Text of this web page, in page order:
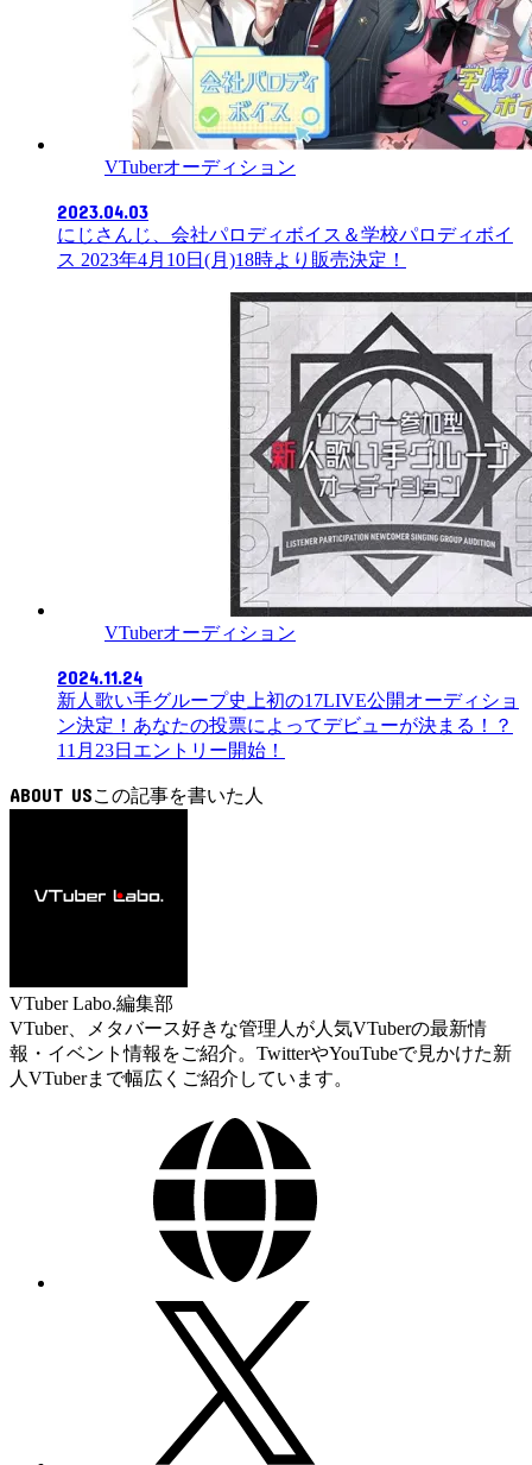
VTuberオーディション
2023.04.03
にじさんじ、会社パロディボイス＆学校パロディボイ
ス 2023年4月10日(月)18時より販売決定！
VTuberオーディション
2024.11.24
新人歌い手グループ史上初の17LIVE公開オーディショ
ン決定！あなたの投票によってデビューが決まる！？
11月23日エントリー開始！
ABOUT US
VTuber Labo.編集部
VTuber、メタバース好きな管理人が人気VTuberの最新情
報・イベント情報をご紹介。TwitterやYouTubeで見かけた新
人VTuberまで幅広くご紹介しています。